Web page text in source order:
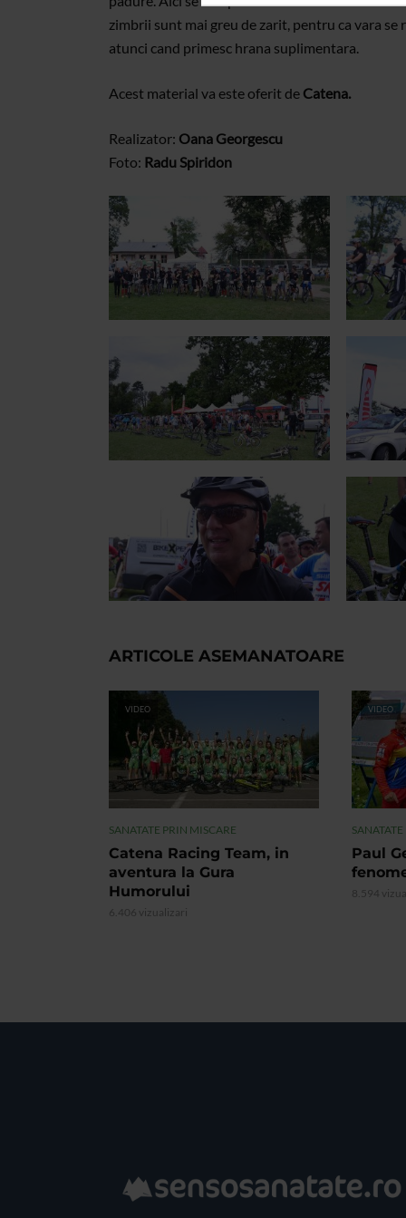
zimbrii sunt mai greu de zarit, pentru ca vara
atunci cand primesc hrana suplimentara.
Acest material va este oferit de Catena.
Realizator: Oana Georgescu
Foto: Radu Spiridon
ARTICOLE ASEMANATOARE
VIDEO
SANATATE PRIN MISCARE
Catena Racing Team, in
aventura la Gura
Humorului
6.406 vizualizari
VIDEO
Paul
8.594